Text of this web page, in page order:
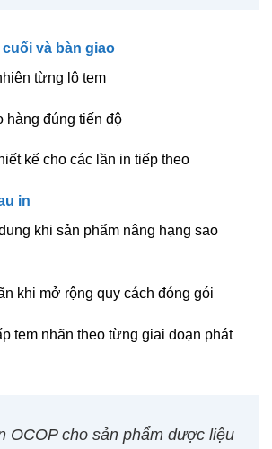
và bàn giao
từng lô tem
hàng đúng tiến độ
kế cho các lần in tiếp theo
in
khi sản phẩm nâng hạng sao
khi mở rộng quy cách đóng gói
tem nhãn theo từng giai đoạn phát
OCOP cho sản phẩm dược liệu